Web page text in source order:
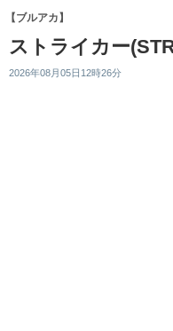
【ブルアカ】
ストライカー
2026年08月05日12時26分